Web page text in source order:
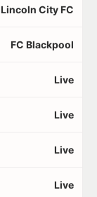
Lincoln City FC
FC Blackpool
Live
Live
Live
Live